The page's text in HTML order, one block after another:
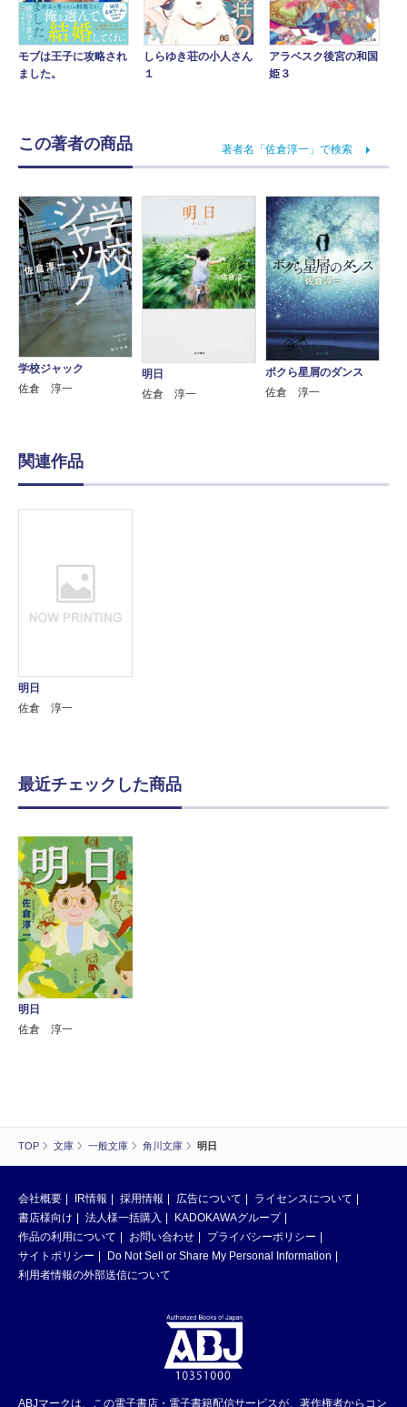
TOP 文庫 一般文庫 角川文庫 明日
モブは王子に攻略され
ました。
しらゆき荘の小人さん
１
アラベスク後宮の和国
姫３
この著者の商品 著者名「佐倉淳一」で検索
学校ジャック
佐倉 淳一
明日
佐倉 淳一
ボクら星屑のダンス
佐倉 淳一
関連作品
明日
佐倉 淳一
最近チェックした商品
明日
佐倉 淳一
会社概要 IR情報 採用情報 広告について
ライセンスについて
書店様向け
法人様一括購入
KADOKAWAグループ
作品の利用について
お問い合わせ
プライバシーポリシー
サイトポリシー
Do Not Sell or Share My Personal Information
利用者情報の外部送信について
ABJマークは、この電子書店・電子書籍配信サービスが、著作権者からコン